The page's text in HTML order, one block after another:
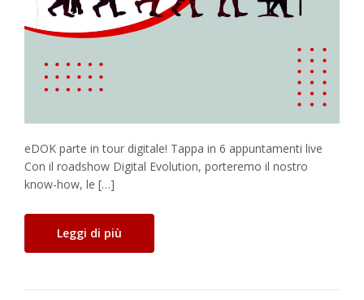
eDOK parte in tour digitale! Tappa in 6 appuntamenti live
Con il roadshow Digital Evolution, porteremo il nostro
know-how, le […]
Leggi di più